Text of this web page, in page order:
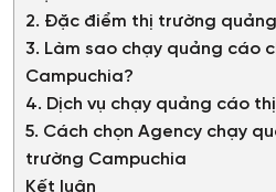
2. Đặc điểm thị trường
3. Làm sao chạy quảng cáo
Campuchia?
4. Dịch vụ chạy quảng cáo
5. Cách chọn Agency chạy
trường Campuchia
Kết luận